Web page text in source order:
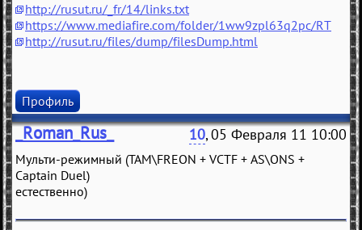
http://rusut.ru/_fr/14/links.txt
https://www.mediafire.com/folder/1ww9zpl63q2pc/RT
http://rusut.ru/files/dump/filesDump.html
Профиль
_Roman_Rus_ 10, 05 Февраля 11 10:00
Мульти-режимный (TAM\FREON + VCTF + AS\ONS +
Captain Duel)
естественно)